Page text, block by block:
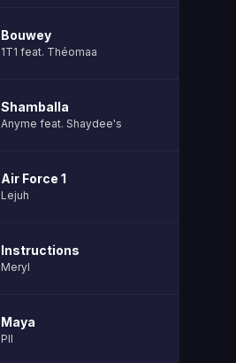
Bouwey
1T1 feat. Théomaa
Shamballa
Anyme feat. Shaydee's
Air Force 1
Lejuh
Instructions
Meryl
Maya
Pll